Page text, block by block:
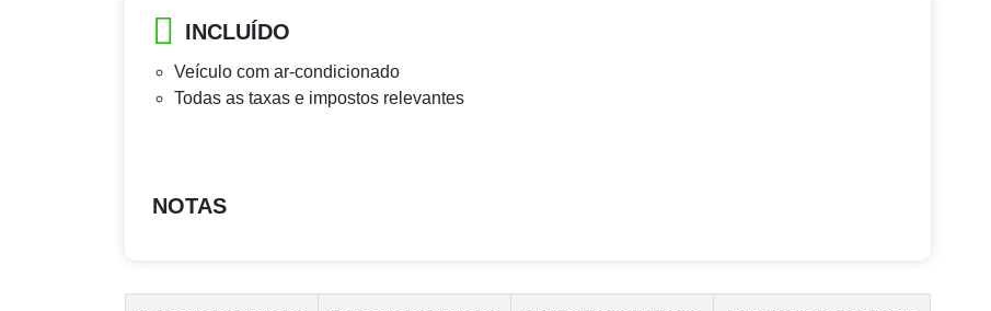
INCLUÍDO
Veículo com ar-condicionado
Todas as taxas e impostos relevantes
NOTAS